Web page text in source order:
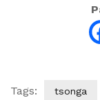
Tags: tsonga